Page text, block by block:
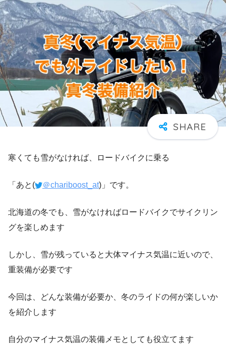
寒くても雪がなければ、ロードバイクに乗る
「あと( ＠chariboost_at)」です。
北海道の冬でも、雪がなければロードバイクでサイクリン
グを楽しめます
しかし、雪が残っていると大体マイナス気温に近いので、
重装備が必要です
今回は、どんな装備が必要か、冬のライドの何が楽しいか
を紹介します
自分のマイナス気温の装備メモとしても役立てます